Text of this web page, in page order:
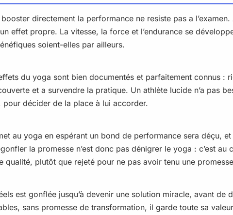
directement la performance ne resiste pas a l’examen.
effet propre. La vitesse, la force et l’endurance se
soient-elles par ailleurs.
du yoga sont bien documentés et parfaitement connus :
et a survendre la pratique. Un athlète lucide n’a pas
décider de la place à lui accorder.
au yoga en espérant un bond de performance sera déçu,
la promesse n’est donc pas dénigrer le yoga : c’est au
plutôt que rejeté pour ne pas avoir tenu une
est gonflée jusqu’à devenir une solution miracle, avant de
sans promesse de transformation, il garde toute sa